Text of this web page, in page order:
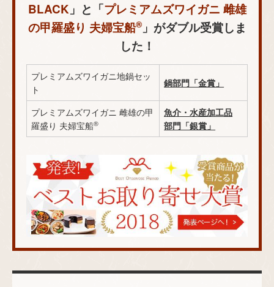
BLACK」と「プレミアムズワイガニ 雌雄
の甲羅盛り 夫婦宝船®」がダブル受賞しま
した！
プレミアムズワイガニ地鍋セッ
ト
鍋部門「金賞」
プレミアムズワイガニ 雌雄の甲
羅盛り 夫婦宝船®
魚介・水産加工品
部門「銀賞」